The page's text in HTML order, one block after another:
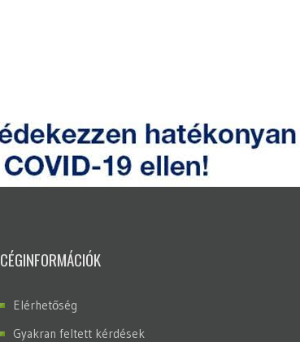
CÉGINFORMÁCIÓK
Elérhetőség
Gyakran feltett kérdések